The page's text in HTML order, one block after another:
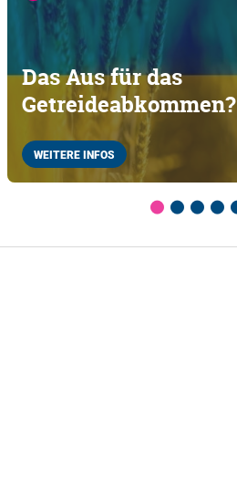
Das Aus für das
Getreideabkommen?
WEITERE INFOS